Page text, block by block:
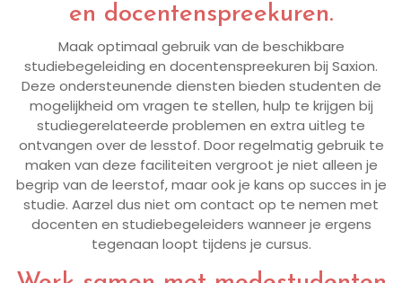
en docentenspreekuren.
Maak optimaal gebruik van de beschikbare
studiebegeleiding en docentenspreekuren bij Saxion.
Deze ondersteunende diensten bieden studenten de
mogelijkheid om vragen te stellen, hulp te krijgen bij
studiegerelateerde problemen en extra uitleg te
ontvangen over de lesstof. Door regelmatig gebruik te
maken van deze faciliteiten vergroot je niet alleen je
begrip van de leerstof, maar ook je kans op succes in je
studie. Aarzel dus niet om contact op te nemen met
docenten en studiebegeleiders wanneer je ergens
tegenaan loopt tijdens je cursus.